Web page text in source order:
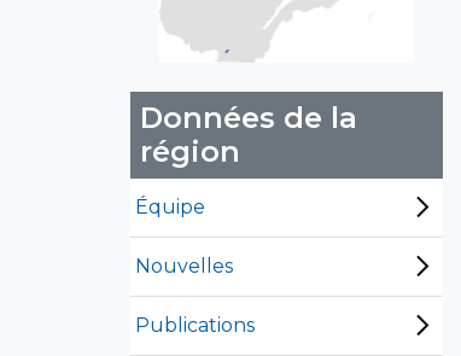
Données de la
région
Équipe
Nouvelles
Publications